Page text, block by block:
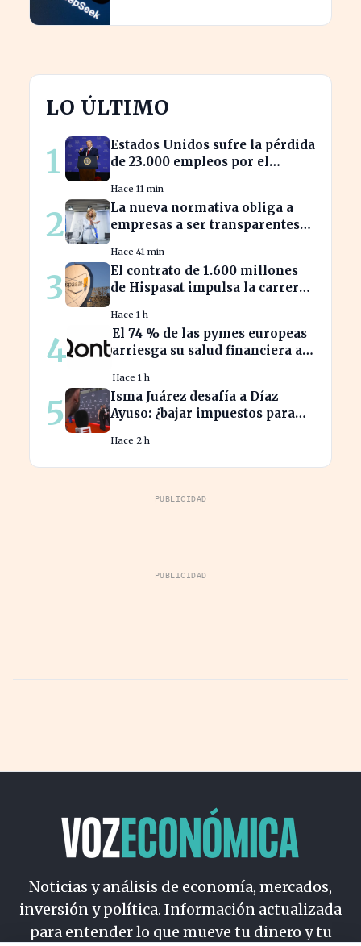
modelos
LO ÚLTIMO
1
Estados Unidos sufre la pérdida
de 23.000 empleos por el
Hace 11 min
2
La nueva normativa obliga a
empresas a ser transparentes
trabajadores en puestos
similares
Hace 41 min
3
El contrato de 1.600 millones
de Hispasat impulsa la carrera
Hace 1 h
4
El 74 % de las pymes europeas
arriesga su salud financiera al
Hace 1 h
5
Isma Juárez desafía a Díaz
Ayuso: ¿bajar impuestos para
Hace 2 h
PUBLICIDAD
PUBLICIDAD
Noticias y análisis de economía, mercados,
inversión y política. Información actualizada
para entender lo que mueve tu dinero y tu